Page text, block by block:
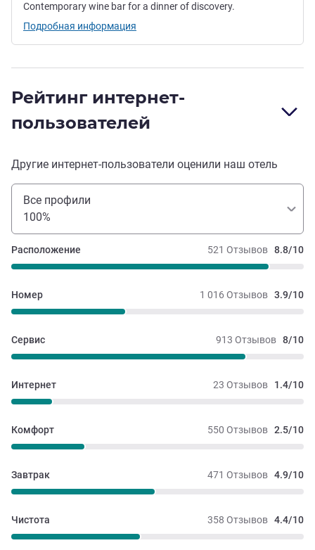
Contemporary wine bar for a dinner of discovery.
Подробная информация
Рейтинг интернет-
пользователей
Другие интернет-пользователи оценили наш отель
Все профили
100%
521 Отзывов 8.8/10
Расположение
1 016 Отзывов 3.9/10
Номер
913 Отзывов 8/10
Сервис
23 Отзывов 1.4/10
Интернет
550 Отзывов 2.5/10
Комфорт
471 Отзывов 4.9/10
Завтрак
358 Отзывов 4.4/10
Чистота